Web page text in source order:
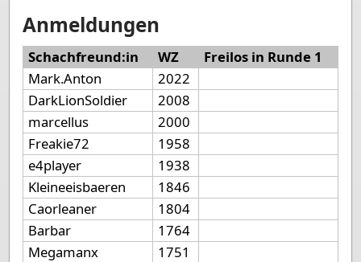
Anmeldungen
Schachfreund:in WZ
Freilos in Runde 1
Mark.Anton
2022
DarkLionSoldier
2008
marcellus
2000
Freakie72
1958
e4player
1938
Kleineeisbaeren
1846
Caorleaner
1804
Barbar
1764
Megamanx
1751